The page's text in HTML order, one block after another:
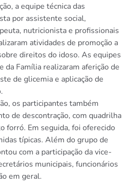
a equipe técnica das
por assistente social,
nutricionista e profissionais
atividades de promoção a
direitos do idoso. As equipes
da Família realizaram aferição de
de glicemia e aplicação de
os participantes também
de descontração, com quadrilha
forró. Em seguida, foi oferecido
típicas. Além do grupo de
com a participação da vice-
municipais, funcionários
em geral.